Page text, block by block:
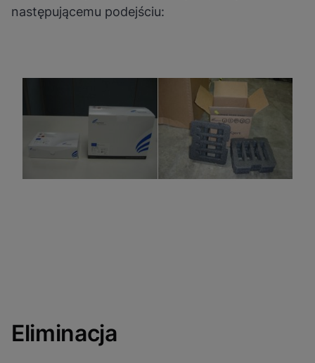
następującemu podejściu:
Eliminacja